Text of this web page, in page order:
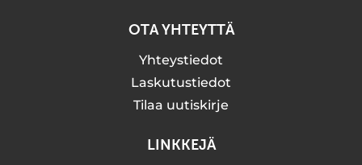
OTA YHTEYTTÄ
Yhteystiedot
Laskutustiedot
Tilaa uutiskirje
LINKKEJÄ